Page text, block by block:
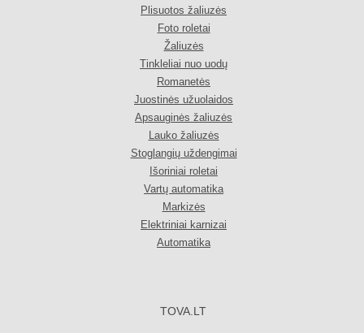
Plisuotos žaliuzės
Foto roletai
Žaliuzės
Tinkleliai nuo uodų
Romanetės
Juostinės užuolaidos
Apsauginės žaliuzės
Lauko žaliuzės
Stoglangių uždengimai
Išoriniai roletai
Vartų automatika
Markizės
Elektriniai karnizai
Automatika
TOVA.LT